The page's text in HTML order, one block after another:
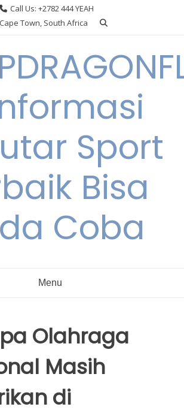
Call Us: +2782 444 YEAH
Cape Town, South Africa
Sport
Bisa
Coba
Menu
Olahraga
Masih
di